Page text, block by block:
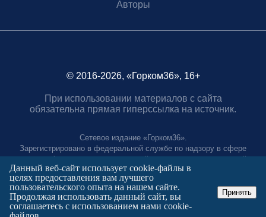
Авторы
© 2016-2026, «Горком36», 16+
При использовании материалов с сайта
обязательна прямая гиперссылка на источник.
Сетевое издание «Горком36».
Зарегистрировано в федеральной службе по надзору в сфере
связи, информационных технологий и массовых коммуникаций.
Регистрационный номер ЭЛ № ФС77-88966 от 21 января 2025 г.
Учредитель: Муниципальное автономное учреждение "Агентство
городских коммуникаций"
Главный редактор:
Полтаев Герман Вахаевич.
Данный веб-сайт использует cookie-файлы в
целях предоставления вам лучшего
пользовательского опыта на нашем сайте.
Продолжая использовать данный сайт, вы
соглашаетесь с использованием нами cookie-
Принять